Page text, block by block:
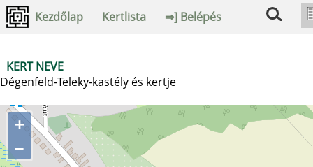
Kezdőlap Kertlista ⇒] Belépés
KERT NEVE
Dégenfeld-Teleky-kastély és kertje
+
–